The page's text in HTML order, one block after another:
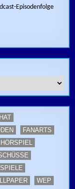
Episodenfolge
FANARTS
HÖRSPIEL
SPIELE
WEP